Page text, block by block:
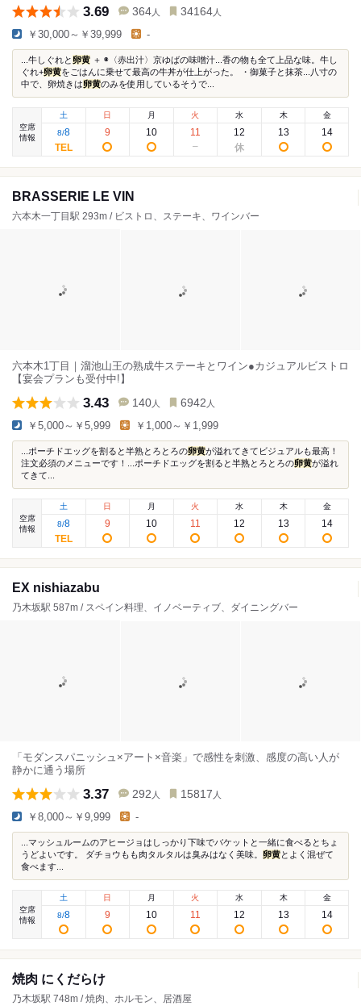
3.69 364 人 34164 人
￥30,000～￥39,999 -
...牛しぐれと卵黄 ＋ ◉〈赤出汁〉京ゆばの味噌汁...香の物も全て上品な味。牛し
ぐれ+卵黄をごはんに乗せて最高の牛丼が仕上がった。 ・御菓子と抹茶...八寸の
中で、卵焼きは卵黄のみを使用しているそうで...
空席
情報
土
8/8
日
9
月
10
火
11
水
12
木
13
金
14
BRASSERIE LE VIN
六本木一丁目駅 293m / ビストロ、ステーキ、ワインバー
六本木1丁目｜溜池山王の熟成牛ステーキとワイン●カジュアルビストロ
【宴会プランも受付中!】
3.43 140 人 6942 人
￥5,000～￥5,999 ￥1,000～￥1,999
...ポーチドエッグを割ると半熟とろとろの卵黄が溢れてきてビジュアルも最高！
注文必須のメニューです！...ポーチドエッグを割ると半熟とろとろの卵黄が溢れ
てきて...
空席
情報
土
8/8
日
9
月
10
火
11
水
12
木
13
金
14
EX nishiazabu
乃木坂駅 587m / スペイン料理、イノベーティブ、ダイニングバー
「モダンスパニッシュ×アート×音楽」で感性を刺激、感度の高い人が
静かに通う場所
3.37 292 人 15817 人
￥8,000～￥9,999 -
...マッシュルームのアヒージョはしっかり下味でバケットと一緒に食べるとちょ
うどよいです。 ダチョウもも肉タルタルは臭みはなく美味。 卵黄とよく混ぜて
食べます...
空席
情報
土
8/8
日
9
月
10
火
11
水
12
木
13
金
14
焼肉 にくだらけ
乃木坂駅 748m / 焼肉、ホルモン、居酒屋